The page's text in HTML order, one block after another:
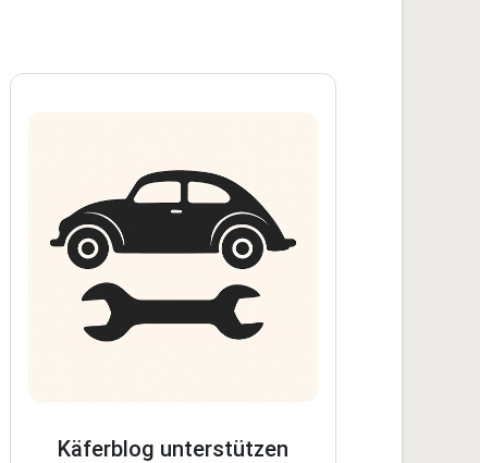
Käferblog unterstützen